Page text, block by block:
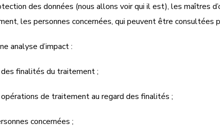
des données (nous allons voir qui il est), les maîtres
les personnes concernées, qui peuvent être consultées
analyse d’impact :
finalités du traitement ;
de traitement au regard des finalités ;
concernées ;